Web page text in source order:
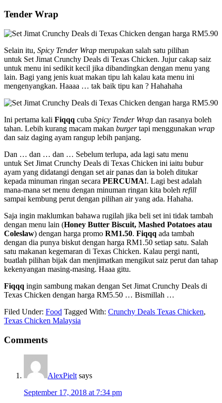
Tender Wrap
Selain itu, Spicy Tender Wrap merupakan salah satu pilihan
untuk Set Jimat Crunchy Deals di Texas Chicken. Jujur cakap saiz
untuk menu ini sedikit kecil jika dibandingkan dengan menu yang
lain. Bagi yang jenis kuat makan tipu lah kalau kata menu ini
mengenyangkan. Haaaa … tak baik tipu kan ? Hahahaha
Ini pertama kali Fiqqq cuba Spicy Tender Wrap dan rasanya boleh
tahan. Lebih kurang macam makan burgertapi menggunakan wrap
dan saiz daging ayam rangup lebih panjang.
Dan … dan … dan … Sebelum terlupa, ada lagi satu menu
untuk Set Jimat Crunchy Deals di Texas Chicken ini iaitu bubur
ayam yang didatangi dengan set air panas dan ia boleh ditukar
kepada minuman ringan secara PERCUMA!. Lagi best adalah
mana-mana set menu dengan minuman ringan kita boleh refill
sampai kembung perut dengan pilihan air yang ada. Hahaha.
Saja ingin maklumkan bahawa rugilah jika beli set ini tidak tambah
dengan menu lain (Honey Butter Biscuit, Mashed Potatoes atau
Coleslaw) dengan harga promo RM1.50. Fiqqq ada tambah
dengan dia punya biskut dengan harga RM1.50 setiap satu. Salah
satu makanan kegemaran di Texas Chicken. Kalau pergi nanti,
buatlah pilihan bijak dan menjimatkan mengikut saiz perut dan tahap
kekenyangan masing-masing. Haaa gitu.
Fiqqq ingin sambung makan dengan Set Jimat Crunchy Deals di
Texas Chicken dengan harga RM5.50 … Bismillah …
Filed Under: Food Tagged With: Crunchy Deals Texas Chicken,
Texas Chicken Malaysia
Comments
AlexPielt says
September 17, 2018 at 7:34 pm